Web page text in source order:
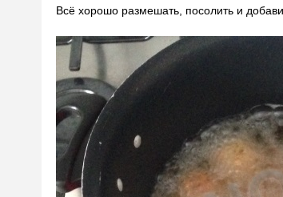
Всё хорошо размешать, посолить и